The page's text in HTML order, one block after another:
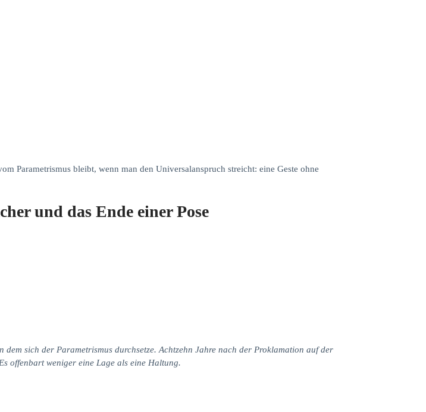
Parametrismus bleibt, wenn man den Universalanspruch streicht: eine Geste ohne
und das Ende einer Pose
sich der Parametrismus durchsetze. Achtzehn Jahre nach der Proklamation auf der
offenbart weniger eine Lage als eine Haltung.